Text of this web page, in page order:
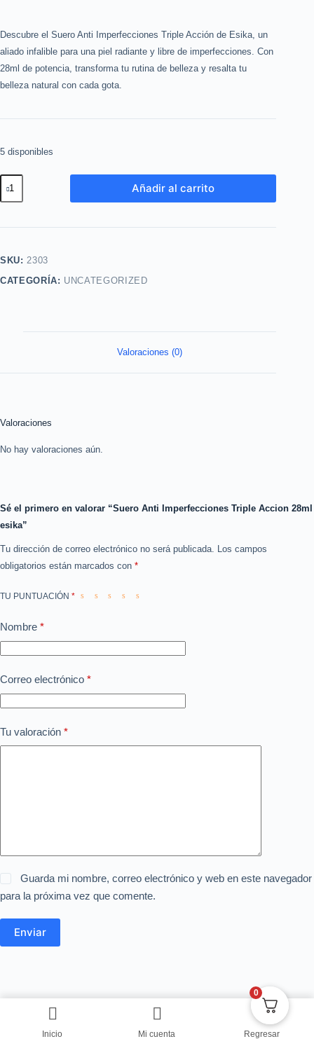
Descubre el Suero Anti Imperfecciones Triple Acción de Esika, un
aliado infalible para una piel radiante y libre de imperfecciones. Con
28ml de potencia, transforma tu rutina de belleza y resalta tu
belleza natural con cada gota.
5 disponibles
Suero
Anti
28ml
esika
Añadir al carrito
SKU: 2303
CATEGORÍA: UNCATEGORIZED
Valoraciones (0)
Valoraciones
No hay valoraciones aún.
Sé el primero en valorar “Suero Anti Imperfecciones Triple Accion 28ml
esika”
Tu dirección de correo electrónico no será publicada. Los campos
obligatorios están marcados con *
TU PUNTUACIÓN *
Nombre *
Correo electrónico *
Tu valoración *
Guarda mi nombre, correo electrónico y web en este navegador
para la próxima vez que comente.
Enviar
Inicio Mi cuenta Regresar
0